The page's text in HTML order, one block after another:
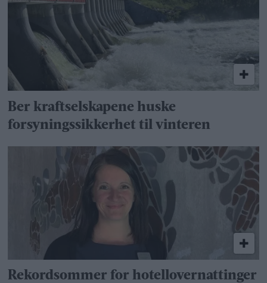
Ber kraftselskapene huske
forsyningssikkerhet til vinteren
Rekordsommer for hotellovernattinger